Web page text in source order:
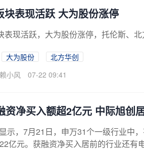
块表现活跃 大为股份涨停
表现活跃，大为股份涨停，托伦斯、
大为股份
北方华创
赖小风 07-22 09:41
资净买入额超2亿元 中际旭创
示，7月21日，申万31个一级行业中
亿元。获融资净买入居前的行业还